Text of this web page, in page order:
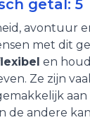
getal: 5
, avontuur
met dit
en
Ze zijn
de andere